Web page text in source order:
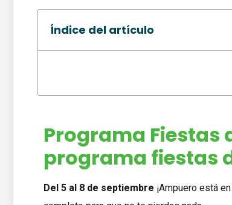
Índice del artículo
Programa Fiestas
programa fiestas
Del 5 al 8 de septiembre ¡Ampuero está